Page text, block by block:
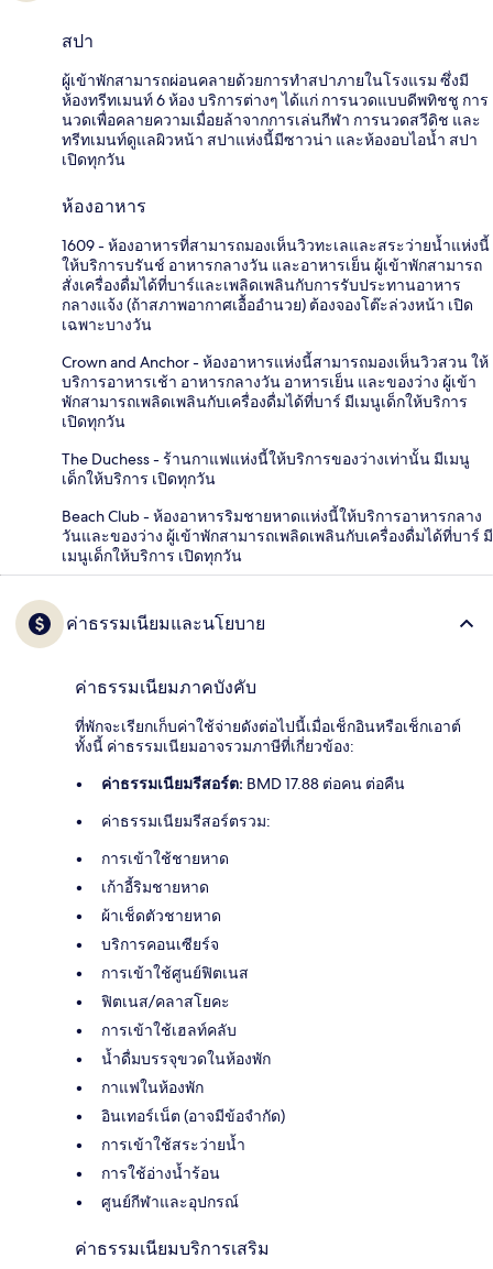
สปา
ผู้เข้าพักสามารถผ่อนคลายด้วยการทำสปาภายในโรงแรม ซึ่งมี
ห้องทรีทเมนท์ 6 ห้อง บริการต่างๆ ได้แก่ การนวดแบบดีพทิชชู การ
นวดเพื่อคลายความเมื่อยล้าจากการเล่นกีฬา การนวดสวีดิช และ
ทรีทเมนท์ดูแลผิวหน้า สปาแห่งนี้มีซาวน่า และห้องอบไอน้ำ สปา
เปิดทุกวัน
ห้องอาหาร
1609 - ห้องอาหารที่สามารถมองเห็นวิวทะเลและสระว่ายน้ำแห่งนี้
ให้บริการบรันช์ อาหารกลางวัน และอาหารเย็น ผู้เข้าพักสามารถ
สั่งเครื่องดื่มได้ที่บาร์และเพลิดเพลินกับการรับประทานอาหาร
กลางแจ้ง (ถ้าสภาพอากาศเอื้ออำนวย) ต้องจองโต๊ะล่วงหน้า เปิด
เฉพาะบางวัน
Crown and Anchor - ห้องอาหารแห่งนี้สามารถมองเห็นวิวสวน ให้
บริการอาหารเช้า อาหารกลางวัน อาหารเย็น และของว่าง ผู้เข้า
พักสามารถเพลิดเพลินกับเครื่องดื่มได้ที่บาร์ มีเมนูเด็กให้บริการ
เปิดทุกวัน
The Duchess - ร้านกาแฟแห่งนี้ให้บริการของว่างเท่านั้น มีเมนู
เด็กให้บริการ เปิดทุกวัน
Beach Club - ห้องอาหารริมชายหาดแห่งนี้ให้บริการอาหารกลาง
วันและของว่าง ผู้เข้าพักสามารถเพลิดเพลินกับเครื่องดื่มได้ที่บาร์ มี
เมนูเด็กให้บริการ เปิดทุกวัน
ค่าธรรมเนียมและนโยบาย
ค่าธรรมเนียมภาคบังคับ
ที่พักจะเรียกเก็บค่าใช้จ่ายดังต่อไปนี้เมื่อเช็กอินหรือเช็กเอาต์
ทั้งนี้ ค่าธรรมเนียมอาจรวมภาษีที่เกี่ยวข้อง:
ค่าธรรมเนียมรีสอร์ต: BMD 17.88 ต่อคน ต่อคืน
ค่าธรรมเนียมรีสอร์ตรวม:
การเข้าใช้ชายหาด
เก้าอี้ริมชายหาด
ผ้าเช็ดตัวชายหาด
บริการคอนเซียร์จ
การเข้าใช้ศูนย์ฟิตเนส
ฟิตเนส/คลาสโยคะ
การเข้าใช้เฮลท์คลับ
น้ำดื่มบรรจุขวดในห้องพัก
กาแฟในห้องพัก
อินเทอร์เน็ต (อาจมีข้อจำกัด)
การเข้าใช้สระว่ายน้ำ
การใช้อ่างน้ำร้อน
ศูนย์กีฬาและอุปกรณ์
ค่าธรรมเนียมบริการเสริม